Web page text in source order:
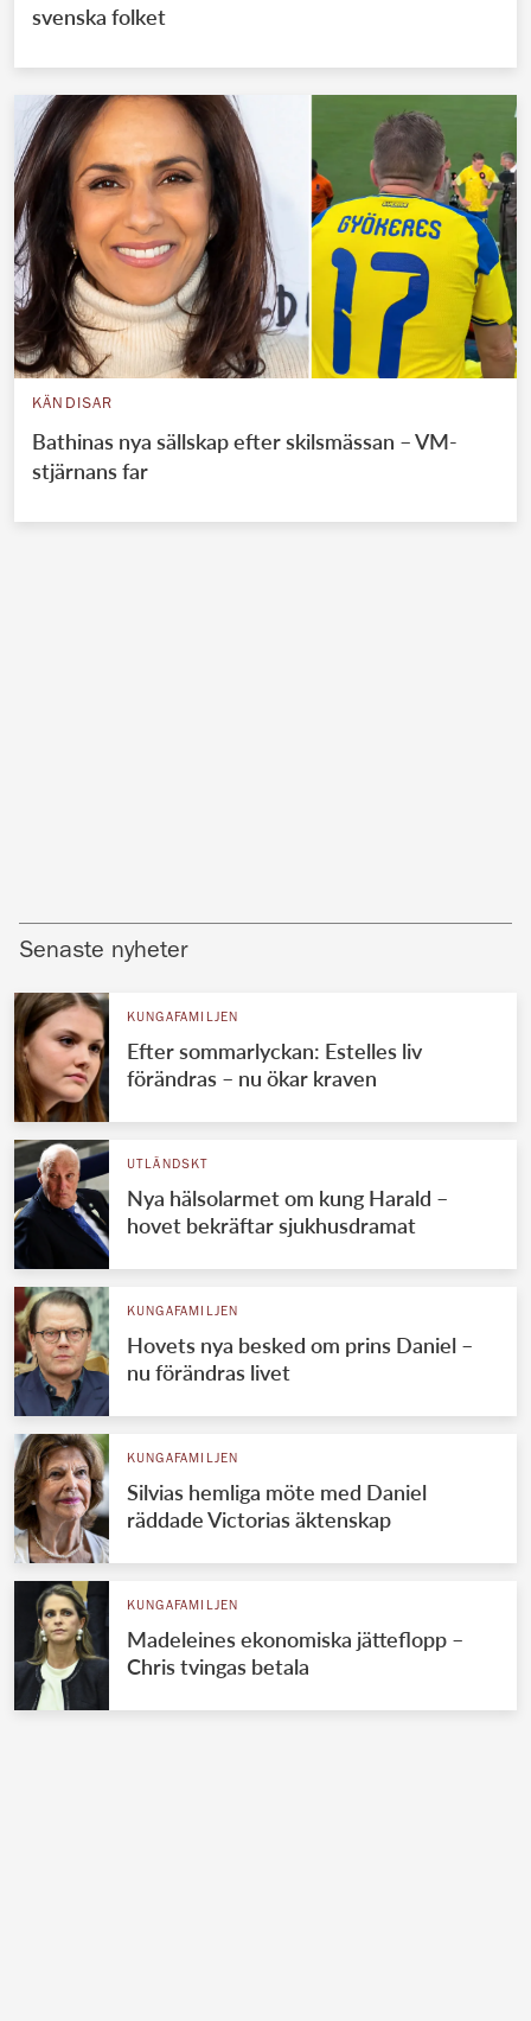
svenska folket
KÄNDISAR
Bathinas nya sällskap efter skilsmässan – VM-
stjärnans far
Senaste nyheter
KUNGAFAMILJEN
Efter sommarlyckan: Estelles liv
förändras – nu ökar kraven
UTLÄNDSKT
Nya hälsolarmet om kung Harald –
hovet bekräftar sjukhusdramat
KUNGAFAMILJEN
Hovets nya besked om prins Daniel –
nu förändras livet
KUNGAFAMILJEN
Silvias hemliga möte med Daniel
räddade Victorias äktenskap
KUNGAFAMILJEN
Madeleines ekonomiska jätteflopp –
Chris tvingas betala